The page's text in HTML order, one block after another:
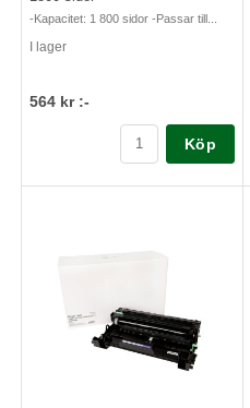
-Kapacitet: 1 800 sidor -Passar till...
I lager
564 kr :-
Köp